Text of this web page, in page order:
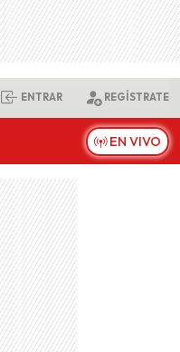
ENTRAR REGÍSTRATE
EN VIVO